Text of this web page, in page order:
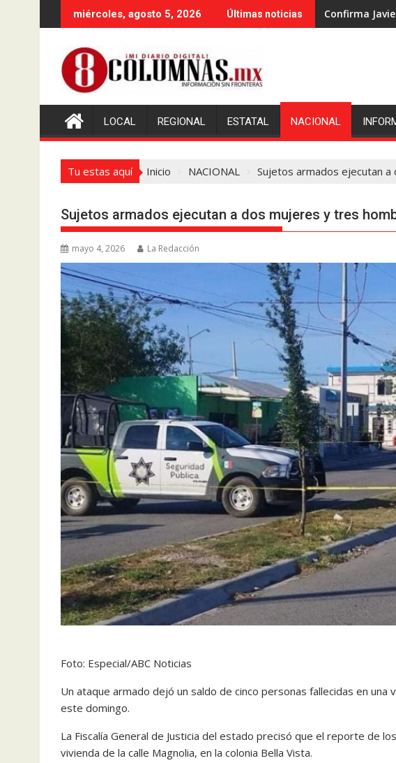
al
miércoles, agosto 5, 2026 Últimas noticias Confirma
LOCAL REGIONAL ESTATAL NACIONAL
Tu estas aquí Inicio NACIONAL Sujetos armados ejecutan
Sujetos armados ejecutan a dos mujeres y tres
mayo 4, 2026 La Redacción
Foto: Especial/ABC Noticias
Un ataque armado dejó un saldo de cinco personas fallecidas en una
este domingo.
La Fiscalía General de Justicia del estado precisó que el reporte de
vivienda de la calle Magnolia, en la colonia Bella Vista.